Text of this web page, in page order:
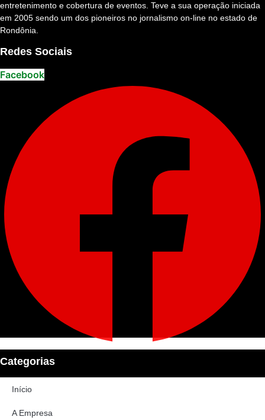
entretenimento e cobertura de eventos. Teve a sua operação iniciada
em 2005 sendo um dos pioneiros no jornalismo on-line no estado de
Rondônia.
Redes Sociais
Facebook
Categorias
Início
A Empresa